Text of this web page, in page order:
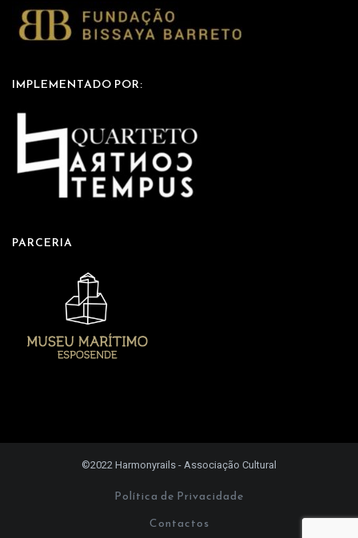
IMPLEMENTADO POR:
PARCERIA
©2022 Harmonyrails - Associação Cultural
Política de Privacidade
Contactos